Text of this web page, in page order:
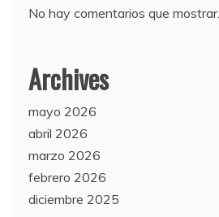
No hay comentarios que mostrar.
Archives
mayo 2026
abril 2026
marzo 2026
febrero 2026
diciembre 2025